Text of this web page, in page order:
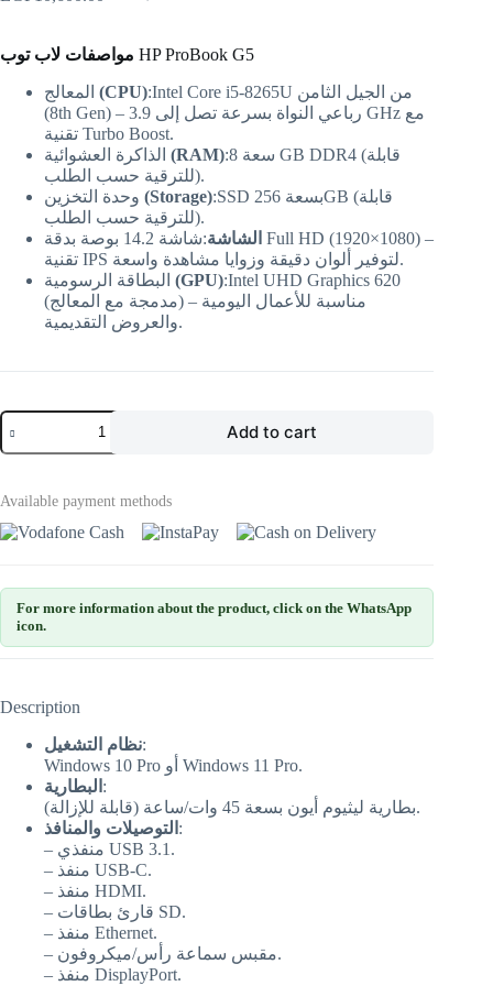
مواصفات لاب توب HP ProBook G5
(CPU):Intel Core i5-8265U من الجيل الثامن
(8th Gen) – رباعي النواة بسرعة تصل إلى 3.9 GHz مع
تقنية Turbo Boost.
(RAM):سعة 8 GB DDR4 (قابلة
للترقية حسب الطلب).
(Storage):SSD بسعة 256GB (قابلة
للترقية حسب الطلب).
الشاشة
:شاشة 14.2 بوصة بدقة Full HD (1920×1080) –
تقنية IPS لتوفير ألوان دقيقة وزوايا مشاهدة واسعة.
(GPU):Intel UHD Graphics 620
(مدمجة مع المعالج) – مناسبة للأعمال اليومية
والعروض التقديمية.
Add to cart
Available payment methods
For more information about the product, click on the WhatsApp
icon.
Description
نظام التشغيل:
Windows 10 Pro أو Windows 11 Pro.
البطارية :
بطارية ليثيوم أيون بسعة 45 وات/ساعة (قابلة للإزالة).
التوصيلات والمنافذ :
– منفذي USB 3.1.
– منفذ USB-C.
– منفذ HDMI.
– قارئ بطاقات SD.
– منفذ Ethernet.
– مقبس سماعة رأس/ميكروفون.
– منفذ DisplayPort.